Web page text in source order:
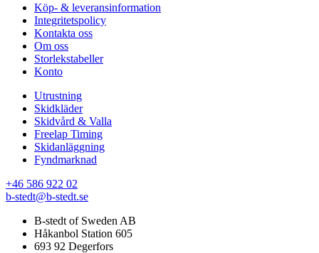
Köp- & leveransinformation
Integritetspolicy
Kontakta oss
Om oss
Storlekstabeller
Konto
Utrustning
Skidkläder
Skidvård & Valla
Freelap Timing
Skidanläggning
Fyndmarknad
+46 586 922 02
b-stedt@b-stedt.se
B-stedt of Sweden AB
Håkanbol Station 605
693 92 Degerfors